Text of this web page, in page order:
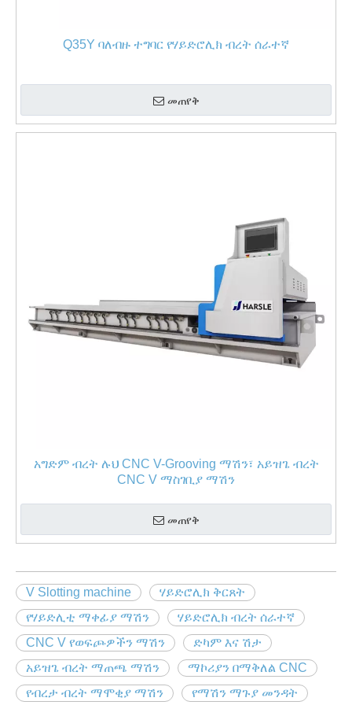
Q35Y ባለብዙ ተግባር የሃይድሮሊክ ብረት ሰራተኛ
መጠየቅ
አግድም ብረት ሉህ CNC V-Grooving ማሽን፣ አይዝጌ ብረት
CNC V ማስገቢያ ማሽን
መጠየቅ
V Slotting machine
ሃይድሮሊክ ቅርጸት
የሃይድሊቲ ማቀፊያ ማሽን
ሃይድሮሊክ ብረት ሰራተኛ
CNC V የወፍጮዎችን ማሽን
ድካም እና ሽታ
አይዝጌ ብረት ማጠጫ ማሽን
ማኮሪያን በማቅለል CNC
የብረታ ብረት ማሞቂያ ማሽን
የማሽን ማጉያ መንዳት